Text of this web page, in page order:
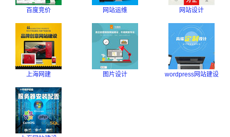
百度竞价 网站运维 网站设计
上海网建 图片设计 wordpress网站建设